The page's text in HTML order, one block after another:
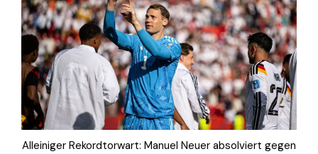
Alleiniger Rekordtorwart: Manuel Neuer absolviert gegen